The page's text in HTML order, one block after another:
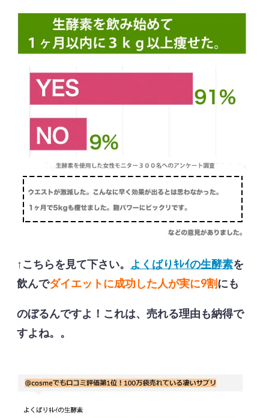
↑こちらを見て下さい。 よくばりｷﾚｲの生酵素を
飲んでダイエットに成功した人が実に9割にも
のぼるんですよ！これは、売れる理由も納得で
すよね。。